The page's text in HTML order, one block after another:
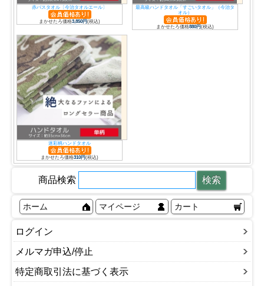
赤バスタオル〔今治タオルエール〕
まかせたろ価格3,850円(税込)
最高級ハンドタオル「すごいタオル」（今治タ
オル）
まかせたろ価格880円(税込)
迷彩柄ハンドタオル
まかせたろ価格310円(税込)
商品検索
ホーム マイページ カート
ログイン
メルマガ申込/停止
特定商取引法に基づく表示